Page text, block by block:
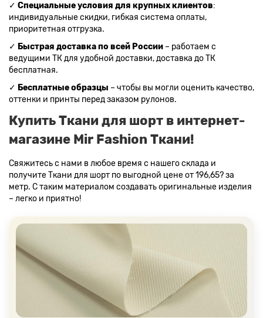
✓ Специальные условия для крупных клиентов:
индивидуальные скидки, гибкая система оплаты,
приоритетная отгрузка.
✓ Быстрая доставка по всей России – работаем с
ведущими ТК для удобной доставки, доставка до ТК
бесплатная.
✓ Бесплатные образцы – чтобы вы могли оценить качество,
оттенки и принты перед заказом рулонов.
Купить Ткани для шорт в интернет-
магазине Mir Fashion Ткани!
Свяжитесь с нами в любое время с нашего склада и
получите Ткани для шорт по выгодной цене от 196,65? за
метр. С таким материалом создавать оригинальные изделия
– легко и приятно!